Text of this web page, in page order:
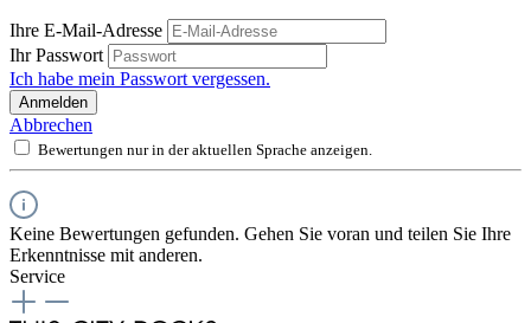
Ihre E-Mail-Adresse
Ihr Passwort
Ich habe mein Passwort vergessen.
Anmelden
Abbrechen
Bewertungen nur in der aktuellen Sprache anzeigen.
Keine Bewertungen gefunden. Gehen Sie voran und teilen Sie Ihre
Erkenntnisse mit anderen.
Service